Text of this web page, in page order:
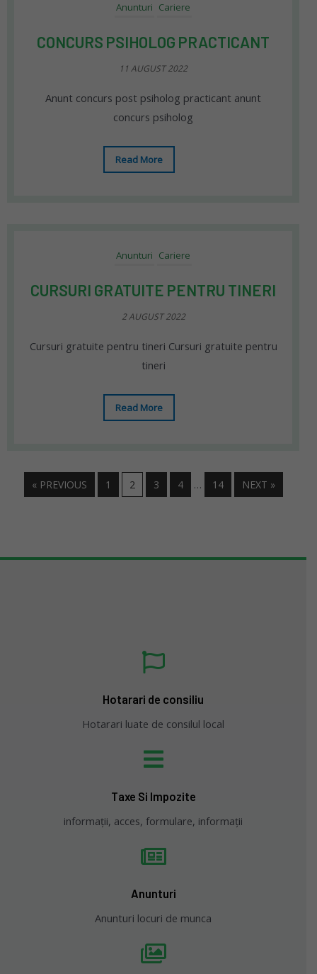
Anunturi Cariere
CONCURS PSIHOLOG PRACTICANT
11 AUGUST 2022
Anunt concurs post psiholog practicant anunt
concurs psiholog
Read More
Anunturi Cariere
CURSURI GRATUITE PENTRU TINERI
2 AUGUST 2022
Cursuri gratuite pentru tineri Cursuri gratuite pentru
tineri
Read More
« PREVIOUS 1 2 3 4 … 14 NEXT »
Hotarari de consiliu
Hotarari luate de consilul local
Taxe Si Impozite
informații, acces, formulare, informații
Anunturi
Anunturi locuri de munca